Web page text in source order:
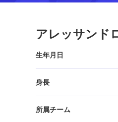
アレッサンド
生年月日
身長
所属チーム